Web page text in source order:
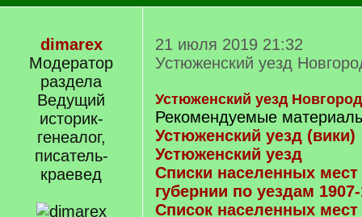
dimarex
Модератор
раздела
Ведущий
историк-
генеалог,
писатель-
краевед
21 июля 2019 21:32
Устюженский уезд
Устюженский уезд
Рекомендуемые
Устюженский уезд (вики)
Устюженский уезд
Списки населенных мест
губернии по уездам 1907-
Список населенных мест